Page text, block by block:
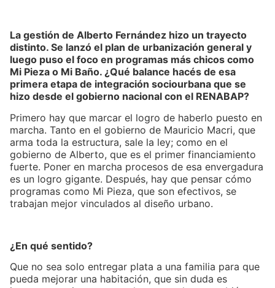
La gestión de Alberto Fernández hizo un trayecto
distinto. Se lanzó el plan de urbanización general y
luego puso el foco en programas más chicos como
Mi Pieza o Mi Baño. ¿Qué balance hacés de esa
primera etapa de integración sociourbana que se
hizo desde el gobierno nacional con el RENABAP?
Primero hay que marcar el logro de haberlo puesto en
marcha. Tanto en el gobierno de Mauricio Macri, que
arma toda la estructura, sale la ley; como en el
gobierno de Alberto, que es el primer financiamiento
fuerte. Poner en marcha procesos de esa envergadura
es un logro gigante. Después, hay que pensar cómo
programas como Mi Pieza, que son efectivos, se
trabajan mejor vinculados al diseño urbano.
¿En qué sentido?
Que no sea solo entregar plata a una familia para que
pueda mejorar una habitación, que sin duda es